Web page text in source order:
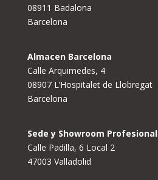
08911 Badalona
Barcelona
Almacen Barcelona
Calle Arquimedes, 4
08907 L’Hospitalet de Llobregat
Barcelona
Sede y Showroom Profesional
Calle Padilla, 6 Local 2
47003 Valladolid